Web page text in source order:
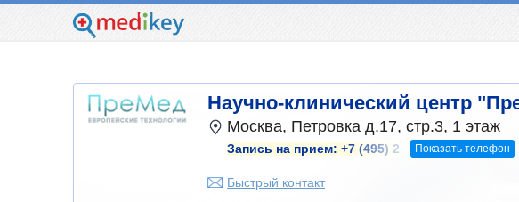
Научно-клинический центр
Москва, Петровка д.17, стр.3, 1 этаж
Запись на прием: +7 (495) 2 Показать телефон
Быстрый контакт